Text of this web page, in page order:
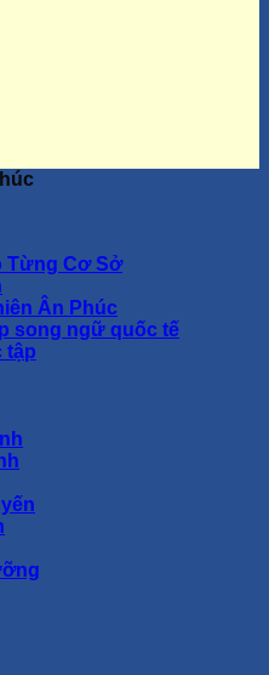
Từng Cơ Sở
Ân Phúc
song ngữ quốc tế
tập